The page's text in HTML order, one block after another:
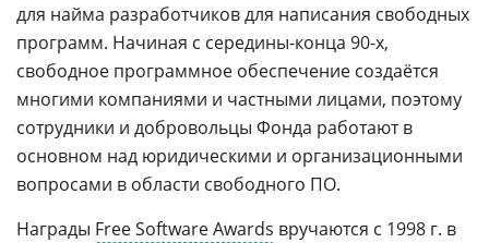
для найма разработчиков для написания свободных
программ. Начиная с середины-конца 90-х,
свободное программное обеспечение создаётся
многими компаниями и частными лицами, поэтому
сотрудники и добровольцы Фонда работают в
основном над юридическими и организационными
вопросами в области свободного ПО.
Награды Free Software Awards вручаются с 1998 г. в